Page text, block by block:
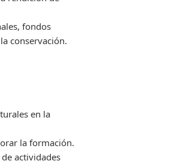
fondos
conservación.
en la
la formación.
actividades